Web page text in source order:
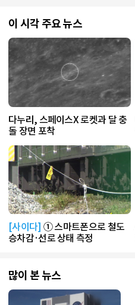
이 시각 주요 뉴스
다누리, 스페이스X 로켓과 달 충
돌 장면 포착
[사이다] ① 스마트폰으로 철도
승차감·선로 상태 측정
많이 본 뉴스